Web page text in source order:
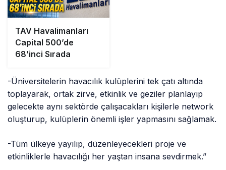
TAV Havalimanları
Capital 500’de
68’inci Sırada
-Üniversitelerin havacılık kulüplerini tek çatı altında
toplayarak, ortak zirve, etkinlik ve geziler planlayıp
gelecekte aynı sektörde çalışacakları kişilerle network
oluşturup, kulüplerin önemli işler yapmasını sağlamak.
-Tüm ülkeye yayılıp, düzenleyecekleri proje ve
etkinliklerle havacılığı her yaştan insana sevdirmek.”